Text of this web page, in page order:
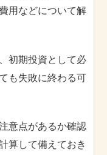
用などについて解
初期投資として必
も失敗に終わる可
意点があるか確認
算して備えておき